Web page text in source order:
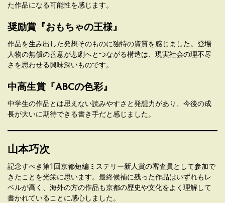
た作品になる可能性を感じます。
奨励賞『おもちゃの王様』
作品を生み出した発想そのものに独特の資質を感じました。登場
人物の無償の善意が悲劇へとつながる構造は、現実社会の理不尽
さを思わせる興味深いものです。
中高生賞『ABCの色彩』
中学生の作品とは思えない読みやすさと発想力があり、今後の成
長が大いに期待できる書き手だと感じました。
山本巧次
記念すべき第1回京都短編ミステリー新人賞の審査員として参加で
きたことを光栄に思います。最終候補に残った作品はいずれもレ
ベルが高く、海外の方の作品も京都の歴史や文化をよく理解して
書かれていることに感心しました。